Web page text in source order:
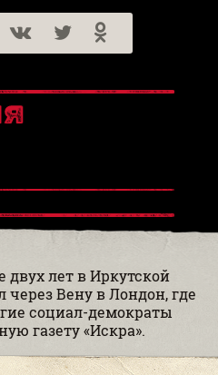
двух лет в Иркутской
через Вену в Лондон, где
социал-демократы
газету «Искра».